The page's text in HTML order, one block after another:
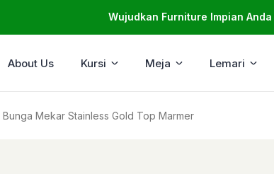
Wujudkan Furniture Impian Anda
About Us Kursi Meja Lemari
Bunga Mekar Stainless Gold Top Marmer